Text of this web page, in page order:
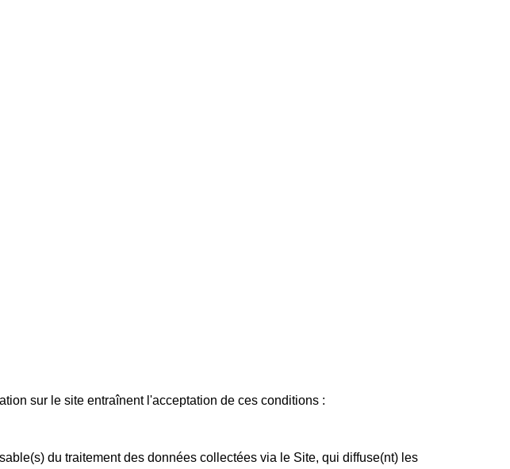
sur le site entraînent l'acceptation de ces conditions :
du traitement des données collectées via le Site, qui diffuse(nt) les